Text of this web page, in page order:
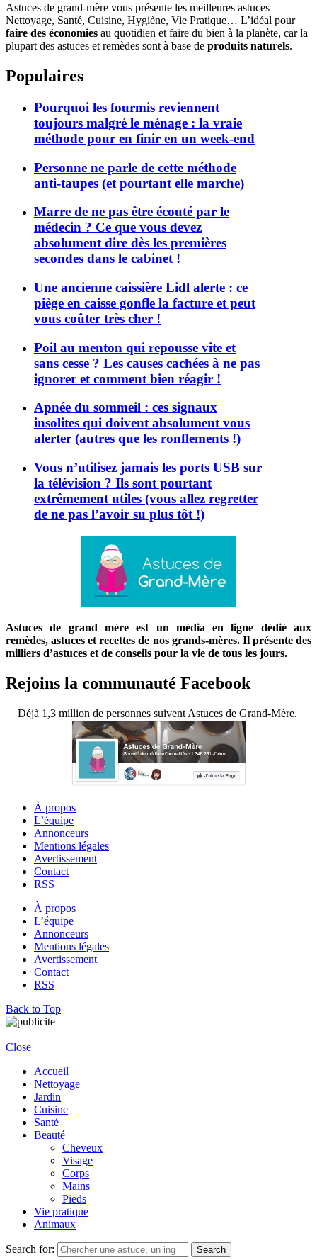
Astuces de grand-mère vous présente les meilleures astuces
Nettoyage, Santé, Cuisine, Hygiène, Vie Pratique… L’idéal pour
faire des économies au quotidien et faire du bien à la planète, car la
plupart des astuces et remèdes sont à base de produits naturels.
Populaires
Pourquoi les fourmis reviennent
toujours malgré le ménage : la vraie
méthode pour en finir en un week-end
Personne ne parle de cette méthode
anti-taupes (et pourtant elle marche)
Marre de ne pas être écouté par le
médecin ? Ce que vous devez
absolument dire dès les premières
secondes dans le cabinet !
Une ancienne caissière Lidl alerte : ce
piège en caisse gonfle la facture et peut
vous coûter très cher !
Poil au menton qui repousse vite et
sans cesse ? Les causes cachées à ne pas
ignorer et comment bien réagir !
Apnée du sommeil : ces signaux
insolites qui doivent absolument vous
alerter (autres que les ronflements !)
Vous n’utilisez jamais les ports USB sur
la télévision ? Ils sont pourtant
extrêmement utiles (vous allez regretter
de ne pas l’avoir su plus tôt !)
Astuces de grand mère est un média en ligne dédié aux
remèdes, astuces et recettes de nos grands-mères. Il présente des
milliers d’astuces et de conseils pour la vie de tous les jours.
Rejoins la communauté Facebook
Déjà 1,3 million de personnes suivent Astuces de Grand-Mère.
À propos
L’équipe
Annonceurs
Mentions légales
Avertissement
Contact
RSS
À propos
L’équipe
Annonceurs
Mentions légales
Avertissement
Contact
RSS
Back to Top
Close
Accueil
Nettoyage
Jardin
Cuisine
Santé
Beauté
Cheveux
Visage
Corps
Mains
Pieds
Vie pratique
Animaux
Search for: Search